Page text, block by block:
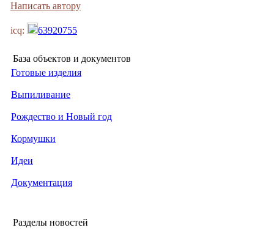
Написать автору
icq: 63920755
База объектов и документов
Готовые изделия
Выпиливание
Рождество и Новый год
Кормушки
Идеи
Документация
Разделы новостей